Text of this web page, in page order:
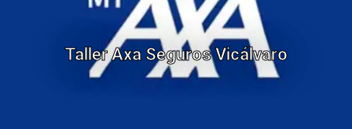
Taller Axa Seguros Vicálvaro